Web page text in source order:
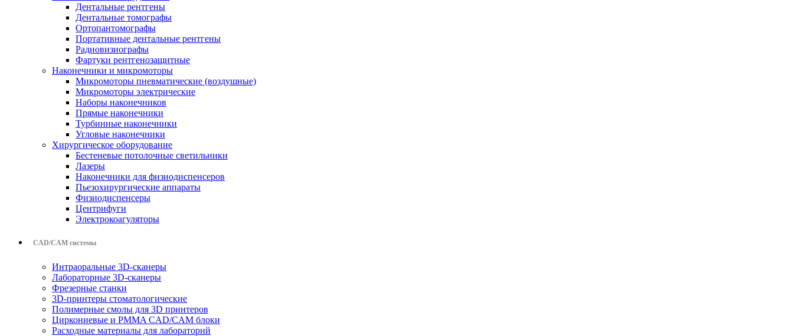
Дентальные рентгены
Дентальные томографы
Ортопантомографы
Портативные дентальные рентгены
Радиовизиографы
Фартуки рентгенозащитные
Наконечники и микромоторы
Микромоторы пневматические (воздушные)
Микромоторы электрические
Наборы наконечников
Прямые наконечники
Турбинные наконечники
Угловые наконечники
Хирургическое оборудование
Бестеневые потолочные светильники
Лазеры
Наконечники для физиодиспенсеров
Пьезохирургические аппараты
Физиодиспенсеры
Центрифуги
Электрокоагуляторы
CAD/CAM системы
Интраоральные 3D-сканеры
Лабораторные 3D-сканеры
Фрезерные станки
3D-принтеры стоматологические
Полимерные смолы для 3D принтеров
Циркониевые и PMMA CAD/CAM блоки
Расходные материалы для лабораторий